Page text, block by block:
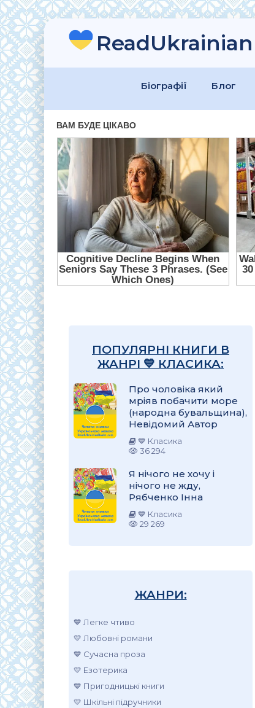
ReadUkrainian
Біографії Блог
ПОПУЛЯРНІ КНИГИ В
ЖАНРІ 💙 КЛАСИКА:
Про чоловіка який
мріяв побачити море
(народна бувальщина),
Невідомий Автор
💙 Класика
36 294
Я нічого не хочу і
нічого не жду,
Рябченко Інна
💙 Класика
29 269
ЖАНРИ:
💙 Легке чтиво
💛 Любовні романи
💙 Сучасна проза
💛 Езотерика
💙 Пригодницькі книги
💛 Шкільні підручники